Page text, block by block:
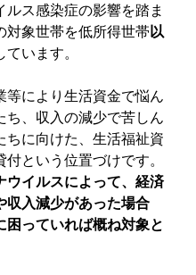
ルス感染症の影響を踏ま
対象世帯を低所得世帯以
ています。
等により生活資金で悩ん
ち、収入の減少で苦しん
ちに向けた、生活福祉資
付という位置づけです。
ウイルスによって、経済
収入減少があった場合
困っていれば概ね対象と